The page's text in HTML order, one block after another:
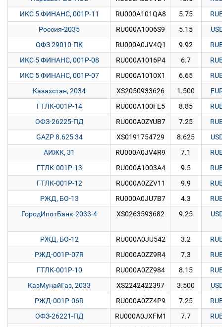
ИКС 5 ФИНАНС, 001P-11
RU000A101QA8 5.75
Россия-2035
RU000A1006S9 5.15
ОФЗ 29010-ПК
RU000A0JV4Q1 9.92
ИКС 5 ФИНАНС, 001P-08
RU000A1016P4 6.7
ИКС 5 ФИНАНС, 001P-07
RU000A1010X1 6.65
Казахстан, 2034
XS2050933626 1.500
ГТЛК-001Р-14
RU000A100FE5 8.85
ОФЗ-26225-ПД
RU000A0ZYUB7 7.25
GAZP 8.625 34
XS0191754729 8.625
АИЖК, 31
RU000A0JV4R9 7.1
ГТЛК-001Р-13
RU000A1003A4 9.5
ГТЛК-001Р-12
RU000A0ZZV11 9.9
РЖД, БО-13
RU000A0JU7B7 4.3
ГородИпотБанк-2033-4
XS0263593682 9.25
РЖД, БО-12 RU000A0JU542 3.2
РЖД-001P-07R
RU000A0ZZ9R4 7.3
ГТЛК-001Р-10
RU000A0ZZ984 8.15
КазМунайГаз, 2033
XS2242422397 3.500
РЖД-001P-06R
RU000A0ZZ4P9 7.25
ОФЗ-26221-ПД
RU000A0JXFM1 7.7